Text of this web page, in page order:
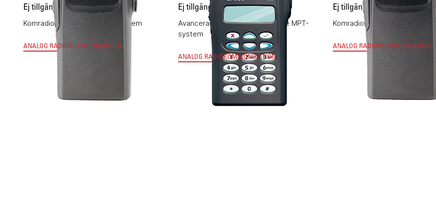
Ej tillgänglig
Komradio för trunkade MPT-system
ANALOG RADIOKOMMUNIKATION
Ej tillgänglig
Avancerad komradio för trunkade MPT-
system
ANALOG RADIOKOMMUNIKATION
Ej tillgänglig
Komradion som satte
ANALOG RADIOKOMMUNIKATION